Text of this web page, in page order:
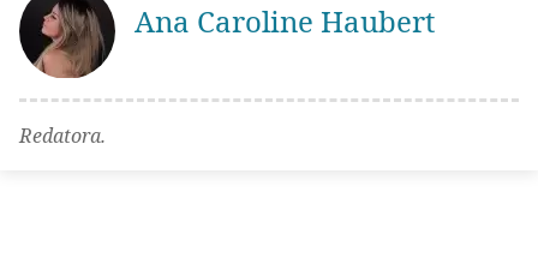
Ana Caroline Haubert
Redatora.